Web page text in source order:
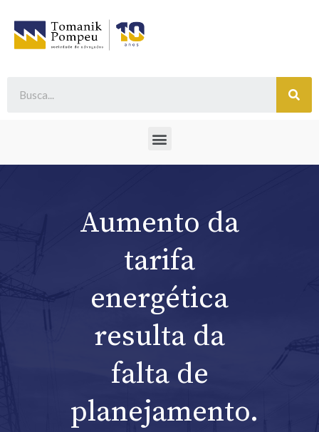
Aumento da
tarifa
energética
resulta da
falta de
planejamento.